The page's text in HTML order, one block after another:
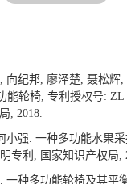
向纪邦, 廖泽楚, 聂松辉
能轮椅, 专利授权号: ZL
, 2018.
小强. 一种多功能水果
专利, 国家知识产权局,
一种多功能轮椅及其平